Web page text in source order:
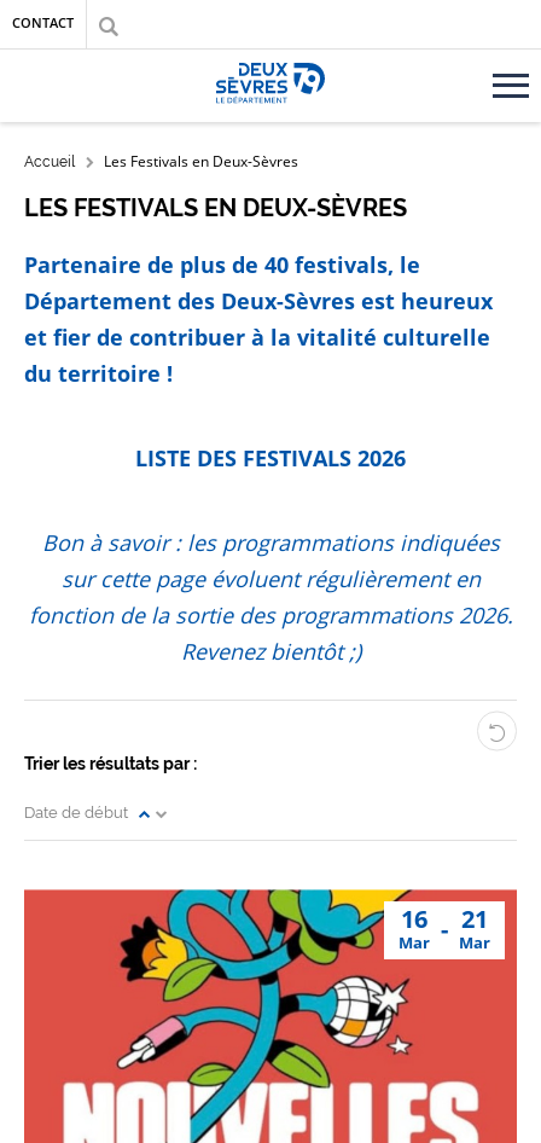
Aller au contenu principal
Aller au menu
Aller à la recherche
CONTACT
Accueil département des Deux-Sèvres
FIL D'ARIANE
Accueil Les Festivals en Deux-Sèvres
LES FESTIVALS EN DEUX-SÈVRES
Partenaire de plus de 40 festivals, le
Département des Deux-Sèvres est heureux
et fier de contribuer à la vitalité culturelle
du territoire !
LISTE DES FESTIVALS 2026
Bon à savoir : les programmations indiquées
sur cette page évoluent régulièrement en
fonction de la sortie des programmations 2026.
Revenez bientôt ;)
Trier les résultats par :
Date de début
16
Mar
21
Mar